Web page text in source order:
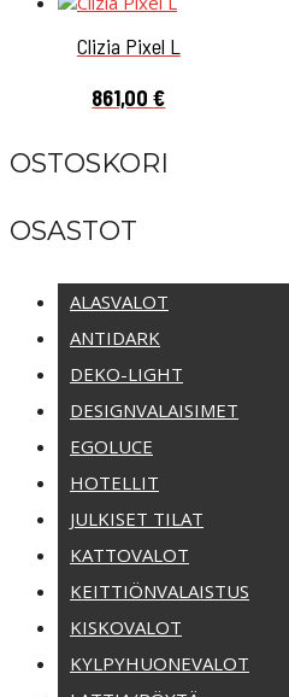
Clizia Pixel L
861,00€
OSTOSKORI
OSASTOT
ALASVALOT
ANTIDARK
DEKO-LIGHT
DESIGNVALAISIMET
EGOLUCE
HOTELLIT
JULKISET TILAT
KATTOVALOT
KEITTIÖNVALAISTUS
KISKOVALOT
KYLPYHUONEVALOT